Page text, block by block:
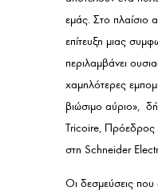
εμάς. Στο πλαίσιο
επίτευξη μιας
περιλαμβάνει
χαμηλότερες
βιώσιμο αύριο»,
Tricoire, Πρόεδρος
στη Schneider
Οι δεσμεύσεις